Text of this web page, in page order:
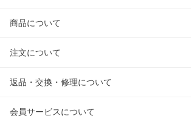
商品について
注文について
返品・交換・修理について
会員サービスについて